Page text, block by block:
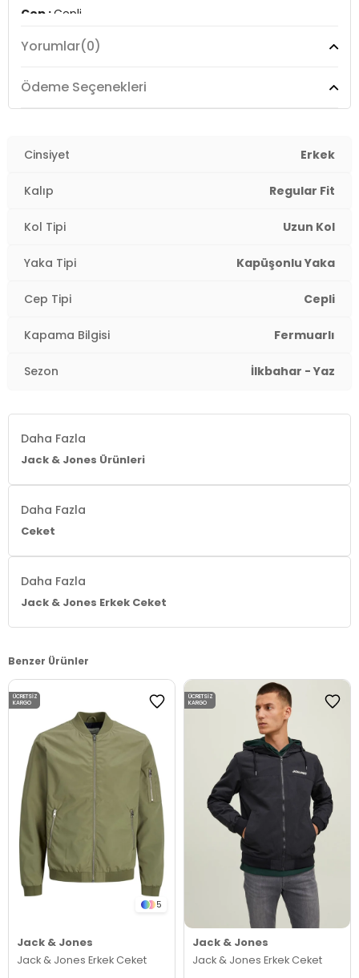
Cep :Cepli
Kalıp Bilgisi :Regular Fit
Üretim Yeri :Burma
-Lastikli manşetler
3DY112268606.07
Yorumlar(0)
Ödeme Seçenekleri
Cinsiyet Erkek
Kalıp Regular Fit
Kol Tipi Uzun Kol
Yaka Tipi Kapüşonlu Yaka
Cep Tipi Cepli
Kapama Bilgisi Fermuarlı
Sezon İlkbahar - Yaz
Daha Fazla
Jack & Jones Ürünleri
Daha Fazla
Ceket
Daha Fazla
Jack & Jones Erkek Ceket
Benzer Ürünler
5
Jack & Jones
Jack & Jones Erkek Ceket
ÜCRETSIZ
KARGO
Jack & Jones
Jack & Jones Erkek Ceket
ÜCRETSIZ
KARGO